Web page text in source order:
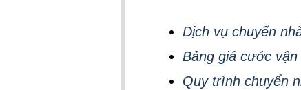
Dịch vụ chuyển
Bảng giá cước
Quy trình chuyển